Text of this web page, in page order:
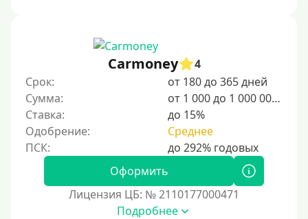
300 руб
400 руб
500 руб
1000 руб
Carmoney
4
Срок:
от 180 до 365 дней
Сумма:
от 1 000 до 1 000 000 ₽
Ставка:
до 15%
Одобрение:
Среднее
Оформить
Лицензия ЦБ: № 2110177000471
Подробнее